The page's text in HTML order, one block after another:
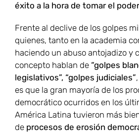
éxito a la hora de tomar el poder
Frente al declive de los golpes
quienes, tanto en la academia
haciendo un abuso antojadizo y
concepto hablan de “golpes
legislativos”, “golpes judiciales”
es que la gran mayoría de los
democrático ocurridos en los
América Latina tuvieron más
de procesos de erosión